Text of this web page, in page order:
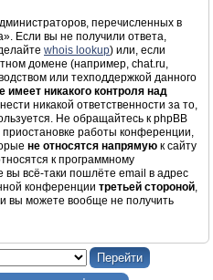
перечисленных в
Если вы не получили ответа,
whois lookup) или, если
домене (например, chat.ru,
или техподдержкой данного
имеет никакого контроля над
никакой ответственности за то,
Не обращайтесь к phpBB
работы конференции,
не относятся напрямую к сайту
к программному
всё-таки пошлёте email в адрес
конференции третьей стороной,
вы можете вообще не получить